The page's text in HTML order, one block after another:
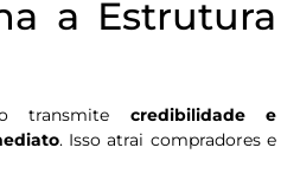
a Estrutura
transmite credibilidade e
. Isso atrai compradores e